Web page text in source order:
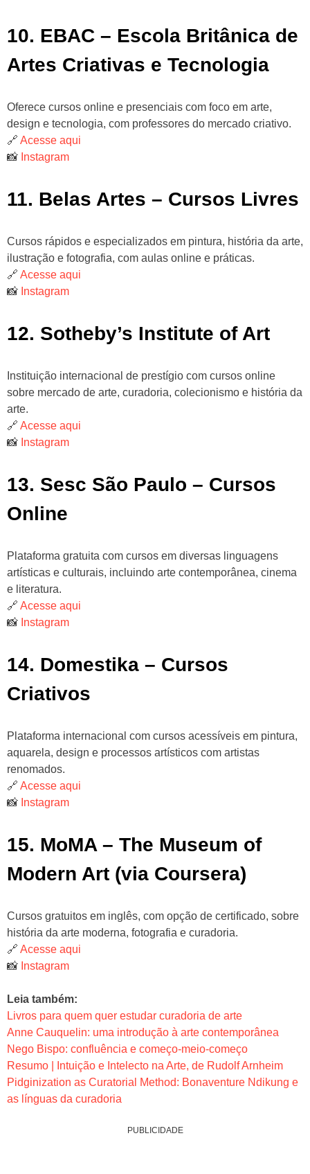
10. EBAC – Escola Britânica de
Artes Criativas e Tecnologia
Oferece cursos online e presenciais com foco em arte,
design e tecnologia, com professores do mercado criativo.
🔗 Acesse aqui
📸 Instagram
11. Belas Artes – Cursos Livres
Cursos rápidos e especializados em pintura, história da arte,
ilustração e fotografia, com aulas online e práticas.
🔗 Acesse aqui
📸 Instagram
12. Sotheby’s Institute of Art
Instituição internacional de prestígio com cursos online
sobre mercado de arte, curadoria, colecionismo e história da
arte.
🔗 Acesse aqui
📸 Instagram
13. Sesc São Paulo – Cursos
Online
Plataforma gratuita com cursos em diversas linguagens
artísticas e culturais, incluindo arte contemporânea, cinema
e literatura.
🔗 Acesse aqui
📸 Instagram
14. Domestika – Cursos
Criativos
Plataforma internacional com cursos acessíveis em pintura,
aquarela, design e processos artísticos com artistas
renomados.
🔗 Acesse aqui
📸 Instagram
15. MoMA – The Museum of
Modern Art (via Coursera)
Cursos gratuitos em inglês, com opção de certificado, sobre
história da arte moderna, fotografia e curadoria.
🔗 Acesse aqui
📸 Instagram
Leia também:
Livros para quem quer estudar curadoria de arte
Anne Cauquelin: uma introdução à arte contemporânea
Nego Bispo: confluência e começo-meio-começo
Resumo | Intuição e Intelecto na Arte, de Rudolf Arnheim
Pidginization as Curatorial Method: Bonaventure Ndikung e
as línguas da curadoria
PUBLICIDADE